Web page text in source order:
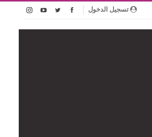
تسجيل الدخول